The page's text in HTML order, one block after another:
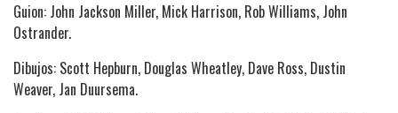
Guion: John Jackson Miller, Mick Harrison, Rob Williams, John
Ostrander.
Dibujos: Scott Hepburn, Douglas Wheatley, Dave Ross, Dustin
Weaver, Jan Duursema.